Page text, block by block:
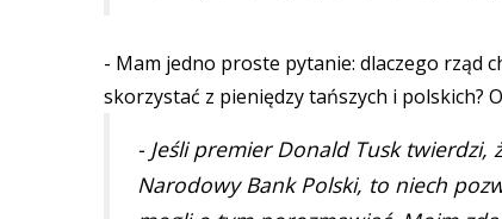
- Mam jedno proste pytanie: dlaczego rząd
skorzystać z pieniędzy tańszych i polskich?
- Jeśli premier Donald Tusk twierdzi,
Narodowy Bank Polski, to niech